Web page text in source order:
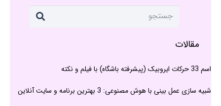
مقالات
اسم 33 حرکات ایروبیک (پیشرفته باشگاه) با فیلم و نکته
شبیه سازی عمل بینی با هوش مصنوعی: 3 بهترین برنامه و سایت آنلاین